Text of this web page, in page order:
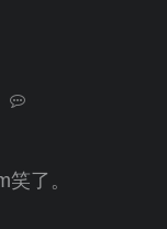
了。